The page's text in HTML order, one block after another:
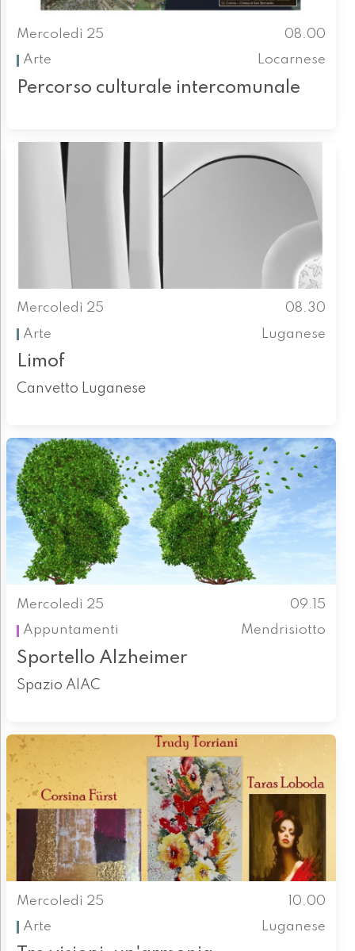
Mercoledì 25
08.00
Arte
Locarnese
Percorso culturale intercomunale
Mercoledì 25
08.30
Arte
Luganese
Limof
Canvetto Luganese
Mercoledì 25
09.15
Appuntamenti
Mendrisiotto
Sportello Alzheimer
Spazio AIAC
Mercoledì 25
10.00
Arte
Luganese